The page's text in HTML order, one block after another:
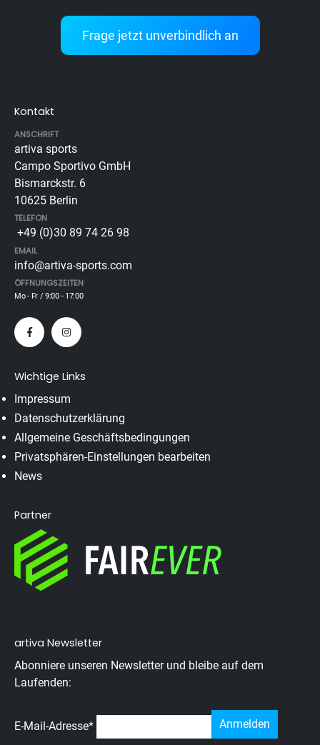
Frage jetzt unverbindlich an
Kontakt
ANSCHRIFT
artiva sports
Campo Sportivo GmbH
Bismarckstr. 6
10625 Berlin
TELEFON
+49 (0)30 89 74 26 98
EMAIL
info@artiva-sports.com
ÖFFNUNGSZEITEN
Mo - Fr / 9:00 - 17:00
Wichtige Links
Impressum
Datenschutzerklärung
Allgemeine Geschäftsbedingungen
Privatsphären-Einstellungen bearbeiten
News
Partner
artiva Newsletter
Abonniere unseren Newsletter und bleibe auf dem
Laufenden:
E-Mail-Adresse*